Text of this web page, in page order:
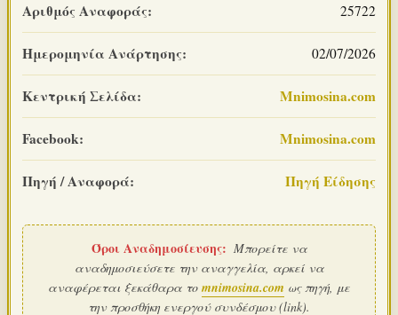
Αριθμός Αναφοράς: 25722
Ημερομηνία Ανάρτησης: 02/07/2026
Κεντρική Σελίδα: Mnimosina.com
Facebook: Mnimosina.com
Πηγή / Αναφορά: Πηγή Είδησης
Όροι Αναδημοσίευσης: Μπορείτε να
αναδημοσιεύσετε την αναγγελία, αρκεί να
αναφέρεται ξεκάθαρα το mnimosina.com ως πηγή, με
την προσθήκη ενεργού συνδέσμου (link).